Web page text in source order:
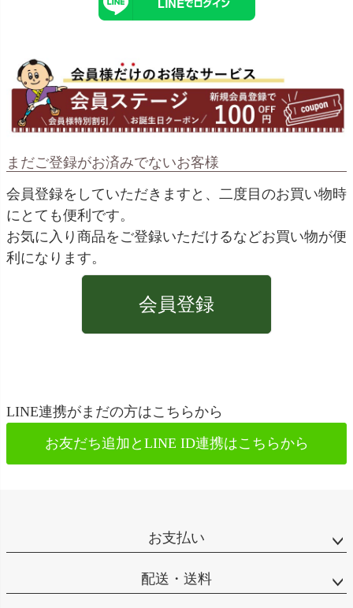
まだご登録がお済みでないお客様
会員登録をしていただきますと、二度目のお買い物時
にとても便利です。
お気に入り商品をご登録いただけるなどお買い物が便
利になります。
会員登録
LINE連携がまだの方はこちらから
お友だち追加とLINE ID連携はこちらから
お支払い
配送・送料